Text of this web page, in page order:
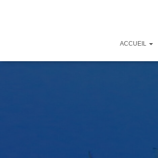
ACCUEIL